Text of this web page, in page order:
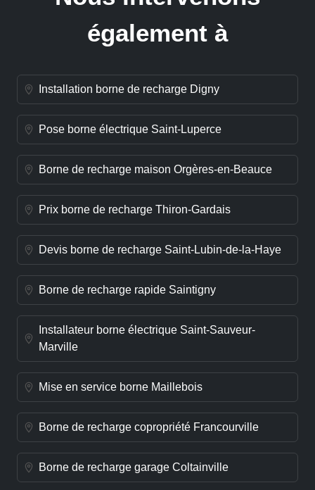
également à
Installation borne de recharge Digny
Pose borne électrique Saint-Luperce
Borne de recharge maison Orgères-en-Beauce
Prix borne de recharge Thiron-Gardais
Devis borne de recharge Saint-Lubin-de-la-Haye
Borne de recharge rapide Saintigny
Installateur borne électrique Saint-Sauveur-
Marville
Mise en service borne Maillebois
Borne de recharge copropriété Francourville
Borne de recharge garage Coltainville